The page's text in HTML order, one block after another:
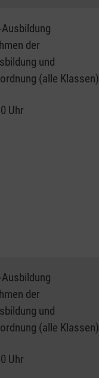
der
und
(alle Klassen)
Uhr
der
und
(alle Klassen)
Uhr